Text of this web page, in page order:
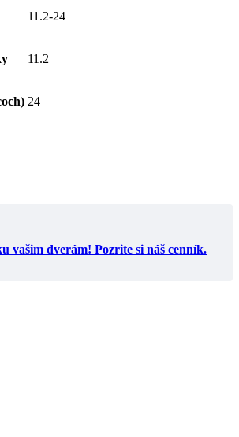
11.2-24
11.2
24
vašim dverám! Pozrite si náš cenník.